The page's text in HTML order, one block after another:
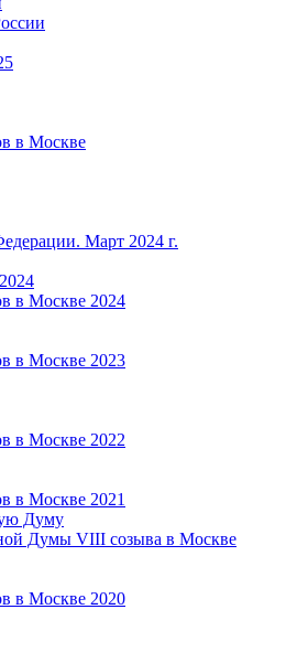
в Москве
Март 2024 г.
в Москве 2024
в Москве 2023
в Москве 2022
в Москве 2021
Думу
Думы VIII созыва в Москве
в Москве 2020